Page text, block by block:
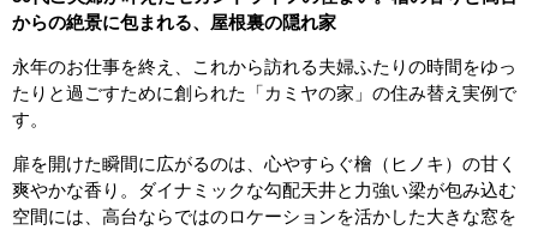
からの絶景に包まれる、屋根裏の隠れ家
永年のお仕事を終え、これから訪れる夫婦ふたりの時間をゆっ
たりと過ごすために創られた「カミヤの家」の住み替え実例で
す。
扉を開けた瞬間に広がるのは、心やすらぐ檜（ヒノキ）の甘く
爽やかな香り。ダイナミックな勾配天井と力強い梁が包み込む
空間には、高台ならではのロケーションを活かした大きな窓を